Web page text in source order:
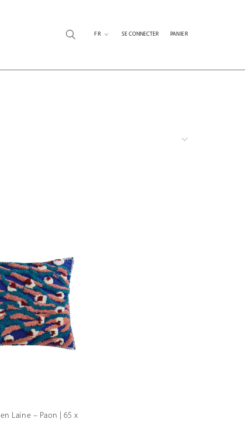
FR SE CONNECTER PANIER
Laine – Paon | 65 x